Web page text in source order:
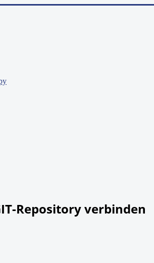
Repository verbinden